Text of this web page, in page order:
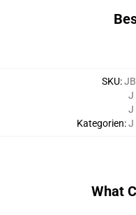
SKU:
Kategorien:
J
J
J
What